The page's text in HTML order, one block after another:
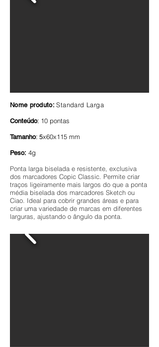
Nome produto:Standard Larga
Conteúdo: 10 pontas
Tamanho: 5x60x115 mm
Peso: 4g
Ponta larga biselada e resistente, exclusiva
dos marcadores Copic Classic. Permite criar
traços ligeiramente mais largos do que a ponta
média biselada dos marcadores Sketch ou
Ciao. Ideal para cobrir grandes áreas e para
criar uma variedade de marcas em diferentes
larguras, ajustando o ângulo da ponta.